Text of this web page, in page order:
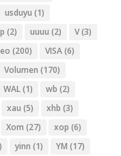
usduyu (1)
(2) uuuu (2) V(3)
(200) VISA(6)
Volumen (170)
WAL(1) wb (2)
xau (5) xhb (3)
Xom (27) xop (6)
yinn (1) YM (17)